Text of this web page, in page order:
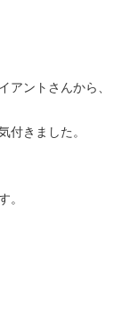
ントさんから、
付きました。
。